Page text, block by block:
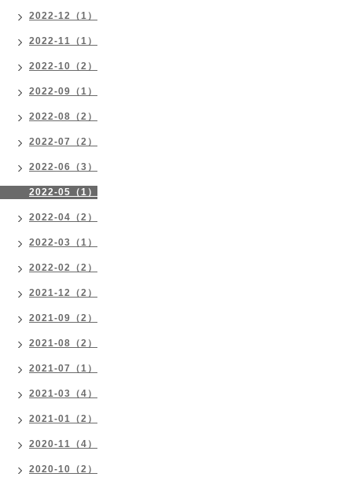
2022-12（1）
2022-11（1）
2022-10（2）
2022-09（1）
2022-08（2）
2022-07（2）
2022-06（3）
2022-05（1）
2022-04（2）
2022-03（1）
2022-02（2）
2021-12（2）
2021-09（2）
2021-08（2）
2021-07（1）
2021-03（4）
2021-01（2）
2020-11（4）
2020-10（2）